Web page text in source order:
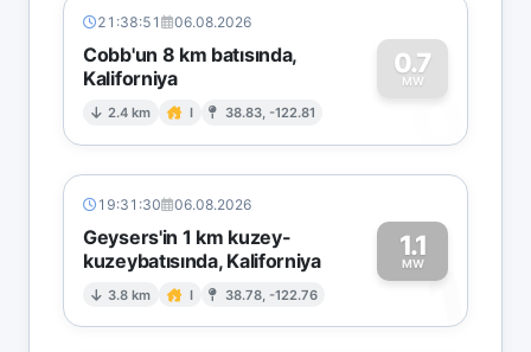
21:38:51 06.08.2026
Cobb'un 8 km batısında,
Kaliforniya
2.4 km I 38.83, -122.81
0.7
MW
0
19:31:30 06.08.2026
Geysers'in 1 km kuzey-
kuzeybatısında, Kaliforniya
3.8 km I 38.78, -122.76
1.1
MW1